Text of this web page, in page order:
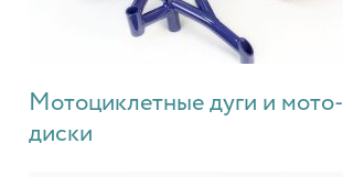
Мотоциклетные дуги и мото-
диски